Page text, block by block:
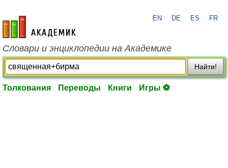
academic.ru
EN DE ES FR
Словари и энциклопедии на Академике
Найти!
Толкования Переводы Книги Игры ⚽